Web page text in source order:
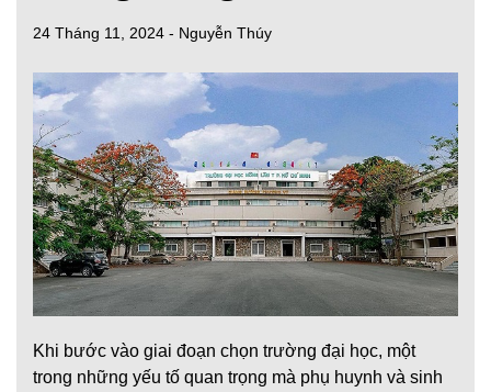
24 Tháng 11, 2024 - Nguyễn Thúy
Khi bước vào giai đoạn chọn trường đại học, một
trong những yếu tố quan trọng mà phụ huynh và sinh